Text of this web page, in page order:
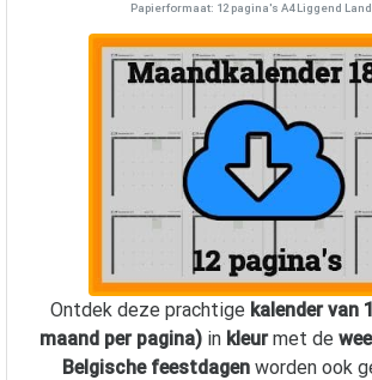
Papierformaat: 12 pagina's A4 Liggend
Ontdek deze prachtige kalender van
maand per pagina) in kleurmet de
Belgische feestdagenworden ook